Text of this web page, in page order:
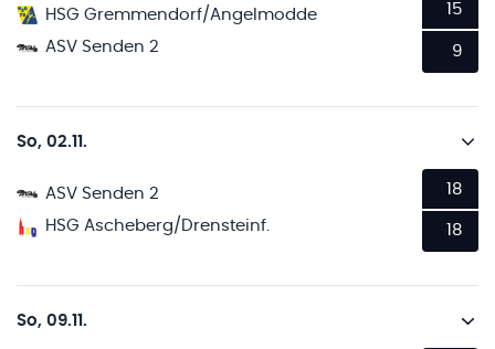
HSG Gremmendorf/Angelmodde
ASV Senden 2
15
9
So, 02.11.
ASV Senden 2
HSG Ascheberg/Drensteinf.
18
18
So, 09.11.